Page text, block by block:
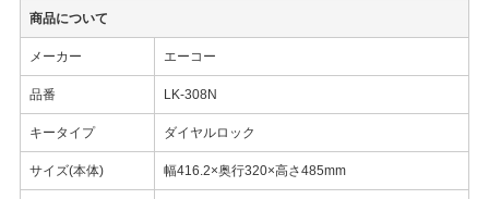
商品について
メーカー エーコー
品番 LK-308N
キータイプ ダイヤルロック
サイズ(本体) 幅416.2×奥行320×高さ485mm